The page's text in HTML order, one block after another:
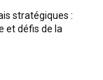
stratégiques :
et défis de la